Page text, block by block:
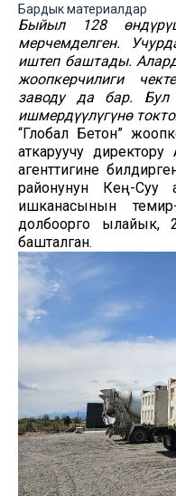
Бардык материалдар
Быйыл 128
мерчемделген.
иштеп баштады.
жоопкерчилиги
заводу да бар. Бул
ишмердүүлүгүнө
“Глобал Бетон”
аткаруучу
агенттигине
районунун Кең-Суу
ишканасынын
долбоорго ылайык,
башталган.